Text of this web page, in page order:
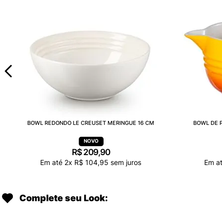
BOWL REDONDO LE CREUSET MERINGUE 16 CM
R$ 209,90
Em até 2x R$ 104,95 sem juros
BOWL DE
Em
Complete seu Look: